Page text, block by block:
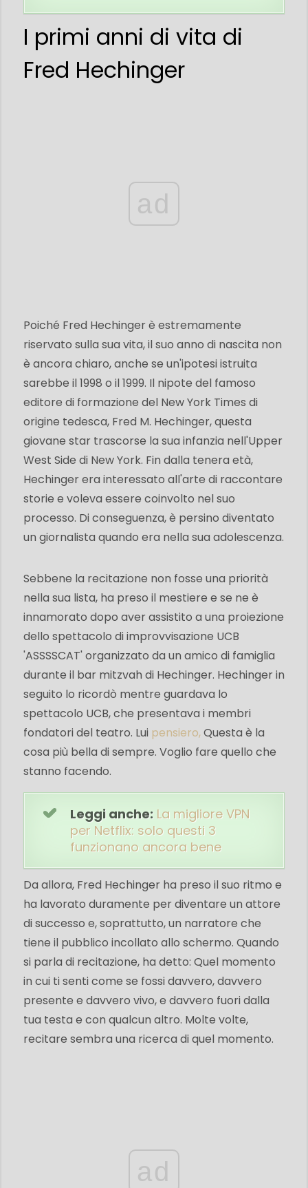
I primi anni di vita di
Fred Hechinger
ad
Poiché Fred Hechinger è estremamente
riservato sulla sua vita, il suo anno di nascita non
è ancora chiaro, anche se un'ipotesi istruita
sarebbe il 1998 o il 1999. Il nipote del famoso
editore di formazione del New York Times di
origine tedesca, Fred M. Hechinger, questa
giovane star trascorse la sua infanzia nell'Upper
West Side di New York. Fin dalla tenera età,
Hechinger era interessato all'arte di raccontare
storie e voleva essere coinvolto nel suo
processo. Di conseguenza, è persino diventato
un giornalista quando era nella sua adolescenza.
Sebbene la recitazione non fosse una priorità
nella sua lista, ha preso il mestiere e se ne è
innamorato dopo aver assistito a una proiezione
dello spettacolo di improvvisazione UCB
'ASSSSCAT' organizzato da un amico di famiglia
durante il bar mitzvah di Hechinger. Hechinger in
seguito lo ricordò mentre guardava lo
spettacolo UCB, che presentava i membri
fondatori del teatro. Lui pensiero,Questa è la
cosa più bella di sempre. Voglio fare quello che
stanno facendo.
Leggi anche: La migliore VPN
per Netflix: solo questi 3
funzionano ancora bene
Da allora, Fred Hechinger ha preso il suo ritmo e
ha lavorato duramente per diventare un attore
di successo e, soprattutto, un narratore che
tiene il pubblico incollato allo schermo. Quando
si parla di recitazione, ha detto: Quel momento
in cui ti senti come se fossi davvero, davvero
presente e davvero vivo, e davvero fuori dalla
tua testa e con qualcun altro. Molte volte,
recitare sembra una ricerca di quel momento.
ad